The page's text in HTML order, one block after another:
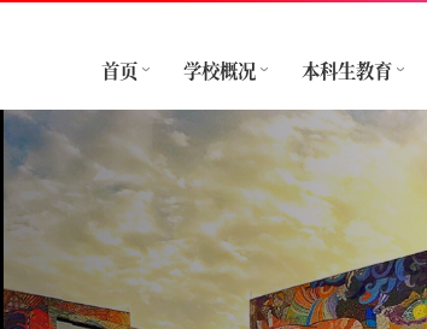
首页 学校概况 本科生教育